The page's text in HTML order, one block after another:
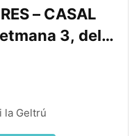
– CASAL
3, del
a 13:45)
la Geltrú